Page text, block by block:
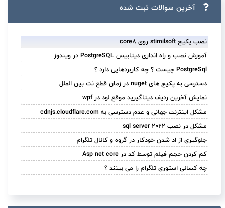
آخرین سوالات ثبت ‌شده
نصب پکیج stimilsoft روی core8
آموزش نصب و راه اندازی دیتابیس PostgreSQL در ویندوز
PostgreSql چیست ؟ چه کاربردهایی دارد ؟
دسترسی به پکیج های nuget در زمان قطع نت بین الملل
نمایش آخرین ردیف دیتاگیرید موقع لود در wpf
مشکل اینترنت جهانی و عدم دسترسی به cdnjs.cloudflare.com
مشکل در نصب sql server 2022
جلوگیری از اد شدن خودکار در گروه و کانال تلگرام
کم کردن حجم فیلم توسط کد در Asp net core
چه کسانی استوری تلگرام را می بینند ؟